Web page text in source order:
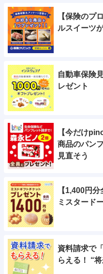
【保険のプ
ルスイーツ
自動車保険
レゼント
【今だけ
商品のパン
見直そう
【1,400円
ミスタード
資料請求で
らえる！ “